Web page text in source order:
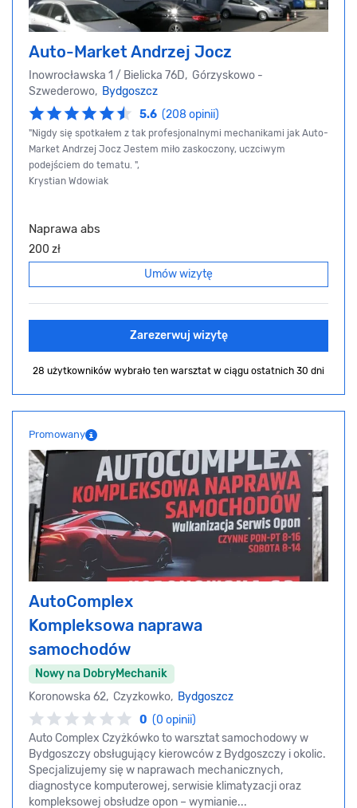
Auto-Market Andrzej Jocz
Inowrocławska 1 / Bielicka 76D, Górzyskowo -
Szwederowo, Bydgoszcz
5.6 (208 opinii)
"Nigdy się spotkałem z tak profesjonalnymi mechanikami jak Auto-
Market Andrzej Jocz Jestem miło zaskoczony, uczciwym
podejściem do tematu. ",
Krystian Wdowiak
Naprawa abs
200 zł
Umów wizytę
Zarezerwuj wizytę
28 użytkowników wybrało ten warsztat w ciągu ostatnich 30 dni
Promowany
AutoComplex
Kompleksowa naprawa
samochodów
Nowy na DobryMechanik
Koronowska 62, Czyzkowko, Bydgoszcz
0 (0 opinii)
Auto Complex Czyżkówko to warsztat samochodowy w
Bydgoszczy obsługujący kierowców z Bydgoszczy i okolic.
Specjalizujemy się w naprawach mechanicznych,
diagnostyce komputerowej, serwisie klimatyzacji oraz
kompleksowej obsłudze opon – wymianie...